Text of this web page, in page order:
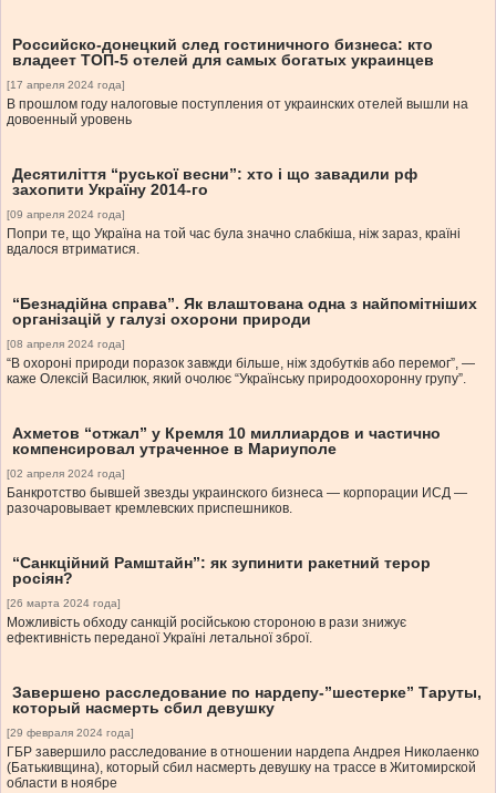
Российско-донецкий след гостиничного бизнеса: кто
владеет ТОП-5 отелей для самых богатых украинцев
[17 апреля 2024 года]
В прошлом году налоговые поступления от украинских отелей вышли на
довоенный уровень
Десятиліття “руської весни”: хто і що завадили рф
захопити Україну 2014-го
[09 апреля 2024 года]
Попри те, що Україна на той час була значно слабкіша, ніж зараз, країні
вдалося втриматися.
“Безнадійна справа”. Як влаштована одна з найпомітніших
організацій у галузі охорони природи
[08 апреля 2024 года]
“В охороні природи поразок завжди більше, ніж здобутків або перемог”, —
каже Олексій Василюк, який очолює “Українську природоохоронну групу”.
Ахметов “отжал” у Кремля 10 миллиардов и частично
компенсировал утраченное в Мариуполе
[02 апреля 2024 года]
Банкротство бывшей звезды украинского бизнеса — корпорации ИСД —
разочаровывает кремлевских приспешников.
“Санкційний Рамштайн”: як зупинити ракетний терор
росіян?
[26 марта 2024 года]
Можливість обходу санкцій російською стороною в рази знижує
ефективність переданої Україні летальної зброї.
Завершено расследование по нардепу-”шестерке” Таруты,
который насмерть сбил девушку
[29 февраля 2024 года]
ГБР завершило расследование в отношении нардепа Андрея Николаенко
(Батькивщина), который сбил насмерть девушку на трассе в Житомирской
области в ноябре